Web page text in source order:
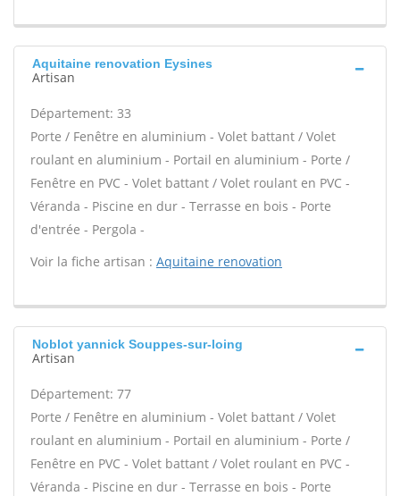
Aquitaine renovation Eysines
Artisan
Département: 33
Porte / Fenêtre en aluminium - Volet battant / Volet
roulant en aluminium - Portail en aluminium - Porte /
Fenêtre en PVC - Volet battant / Volet roulant en PVC -
Véranda - Piscine en dur - Terrasse en bois - Porte
d'entrée - Pergola -
Voir la fiche artisan : Aquitaine renovation
Noblot yannick Souppes-sur-loing
Artisan
Département: 77
Porte / Fenêtre en aluminium - Volet battant / Volet
roulant en aluminium - Portail en aluminium - Porte /
Fenêtre en PVC - Volet battant / Volet roulant en PVC -
Véranda - Piscine en dur - Terrasse en bois - Porte